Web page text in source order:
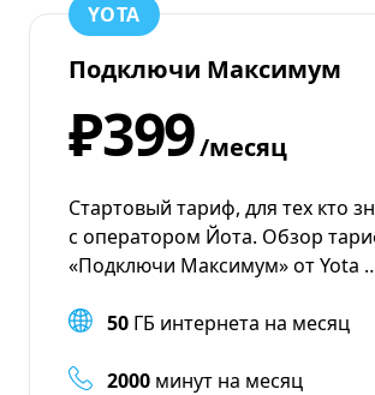
YOTA
Подключи Максимум
₽399/месяц
Стартовый тариф, для тех кто
с оператором Йота. Обзор
«Подключи Максимум» от Yota
50 ГБ интернета на месяц
2000 минут на месяц